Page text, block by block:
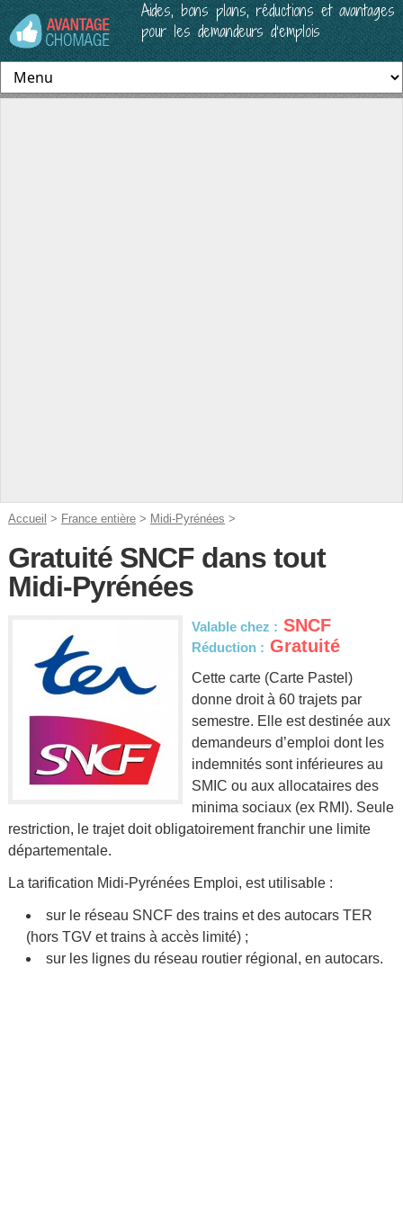
Aides, bons plans, réductions et avantages
pour les demandeurs d’emplois
Accueil > France entière> Midi-Pyrénées >
Gratuité SNCF dans tout
Midi-Pyrénées
Valable chez : SNCF
Réduction : Gratuité
Cette carte (Carte Pastel)
donne droit à 60 trajets par
semestre. Elle est destinée aux
demandeurs d’emploi dont les
indemnités sont inférieures au
SMIC ou aux allocataires des
minima sociaux (ex RMI). Seule
restriction, le trajet doit obligatoirement franchir une limite
départementale.
La tarification Midi-Pyrénées Emploi, est utilisable :
sur le réseau SNCF des trains et des autocars TER
(hors TGV et trains à accès limité) ;
sur les lignes du réseau routier régional, en autocars.